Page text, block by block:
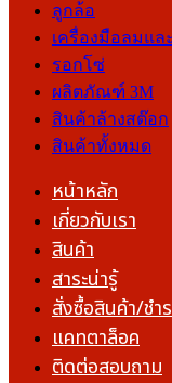
ลูกล้อ
เครื่องมือลมแล
รอกโซ่
ผลิตภัณฑ์ 3M
สินค้าล้างสต๊อก
สินค้าทั้งหมด
หน้าหลัก
เกี่ยวกับเรา
สินค้า
สาระน่ารู้
สั่งซื้อสินค้า/ชำ
แคทตาล็อค
ติดต่อสอบถาม